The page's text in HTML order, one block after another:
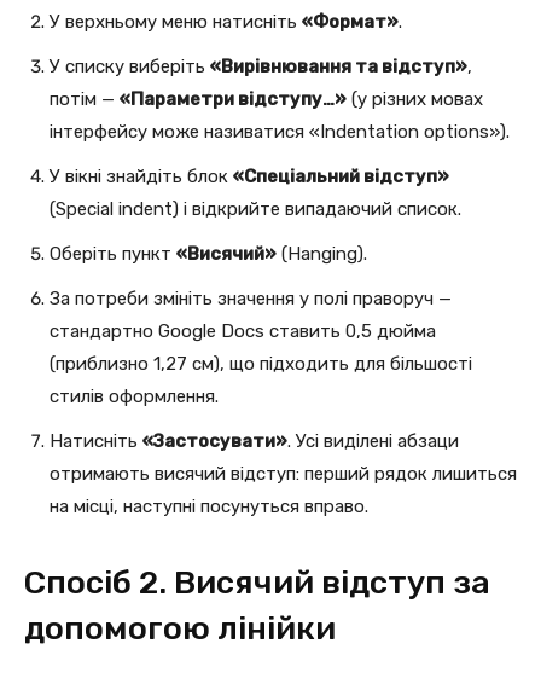
У верхньому меню натисніть «Формат».
У списку виберіть «Вирівнювання та відступ»,
потім — «Параметри відступу…» (у різних мовах
інтерфейсу може називатися «Indentation options»).
У вікні знайдіть блок «Спеціальний відступ»
(Special indent) і відкрийте випадаючий список.
Оберіть пункт «Висячий» (Hanging).
За потреби змініть значення у полі праворуч —
стандартно Google Docs ставить 0,5 дюйма
(приблизно 1,27 см), що підходить для більшості
стилів оформлення.
Натисніть «Застосувати». Усі виділені абзаци
отримають висячий відступ: перший рядок лишиться
на місці, наступні посунуться вправо.
Спосіб 2. Висячий відступ за
допомогою лінійки